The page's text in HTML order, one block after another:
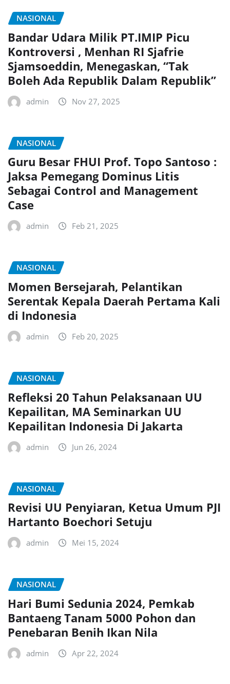
NASIONAL
Bandar Udara Milik PT.IMIP Picu
Kontroversi , Menhan RI Sjafrie
Sjamsoeddin, Menegaskan, “Tak
Boleh Ada Republik Dalam Republik”
admin Nov 27, 2025
NASIONAL
Guru Besar FHUI Prof. Topo Santoso :
Jaksa Pemegang Dominus Litis
Sebagai Control and Management
Case
admin Feb 21, 2025
NASIONAL
Momen Bersejarah, Pelantikan
Serentak Kepala Daerah Pertama Kali
di Indonesia
admin Feb 20, 2025
NASIONAL
Refleksi 20 Tahun Pelaksanaan UU
Kepailitan, MA Seminarkan UU
Kepailitan Indonesia Di Jakarta
admin Jun 26, 2024
NASIONAL
Revisi UU Penyiaran, Ketua Umum PJI
Hartanto Boechori Setuju
admin Mei 15, 2024
NASIONAL
Hari Bumi Sedunia 2024, Pemkab
Bantaeng Tanam 5000 Pohon dan
Penebaran Benih Ikan Nila
admin Apr 22, 2024